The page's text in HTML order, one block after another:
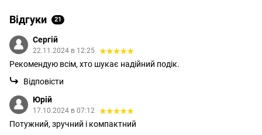
Відгуки 21
Сергій
22.11.2024 в 12:25
Рекомендую всім, хто шукає надійний подік.
Відповісти
Юрій
17.10.2024 в 07:12
Потужний, зручний і компактний